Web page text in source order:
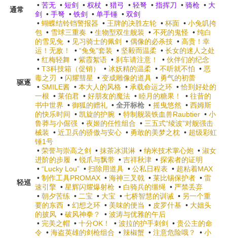
通常
• 苦无 • 短剑 • 权杖 • 猎弓 • 轻弩 • 指挥刀 • 骑枪 • 大
剑
• 手弩 • 铁剑 • 单手锤 • 双剑
驱逐
• 蝴蝶结铃铛警报器 • 王牌的决胜左轮 • 杯面 • 小兔叽挎
包 • 雪球三重奏 • 生物型双生舰装 • 不死的鬼怪 • 纯白
的雪见兔
• 见习骑士的佩剑 • 偶像的必杀技 • 高贵！幸
运！无敌！
• “兔兔”套装 • 坚毅而温柔 • 长女的迷人之处
• 红梅轻舞 • 紫霞絮语 • 刹车请注意！ • 伙伴们的纪念
• T3科技箱（促销） • 冰妖精的温柔 • 不听就不怕 • 恶
毒之刃 • 闪耀彗星 • 变成雕像的道具 • 勇气的初蕾
• SMILE酱 • 本大人的风格 • 承载命运之环 •恰到好处的
一根 • 莱伯君 • 好朋友的魔法 • 睦月的糖果！ • 往昔的
书中世界 • 御狐的赠礼 • 全开标枪 • 摇曳悠然 • 西姆斯
的快乐时间 • 凯旋的护腕 • 特制舰装铁血兽Raubtier • 小
鲁莽与小倔强 • 夜姬的任性组合 • 三五式“绫波”对舰强击
械装 • 近卫兵的骄傲与安心 • 勇敢的美梦之枕 • 超级彩虹
锤1号
轻巡
• 荣誉与崇高之剑 • 抹茶冰淇淋 • 纳米技术掌心炮 • 淑女
进阶的步履 • 锐爪与飘带 • 吉祥秋津 • 探索者的证明
• “Lucky Lou” • 扫除用道具 • 公私日程表 • 超粘着MAX
• 制作工具PROMAX • 海神三叉戟 • 莱比锡保护者 • 雷
速引擎 • 星辉闪耀爆射枪 • 白骑兵的缰绳 • 严禁丢弃
• 朝夕苦练 • 二宝 • 大宝 • 七桥智慧的训诫 • 另一个重
要的东西 • 幻想之环 • 美味的便当 • 皮罗什基 • 大姐头
的披风 • 破风神拳？ • 波涛与优雅的午后
• 完美之帽 • 十分OK！ • 波拉的护手刺剑 • 贵公主的命
令 • 海盗英雄的剑枪组合 • 辣椒蟹 • 注意危险哦？ • 小